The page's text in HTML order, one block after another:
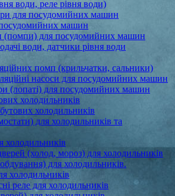
води, реле рівня води)
для посудомийних машин
машин
(помпи) для посудомийних машин
води, датчики рівня води
помп (крильчатки, сальники)
насоси для посудомийних машин
(лопаті) для посудомийних машин
холодильників
холодильників
для холодильників та
холодильників
(холод, мороз) для холодильників
для холодильників.
холодильників
реле для холодильників